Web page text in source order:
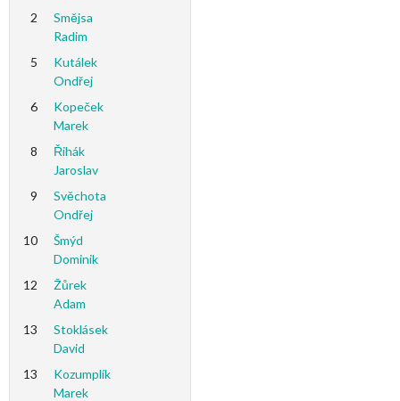
2
Smějsa
Radim
5
Kutálek
Ondřej
6
Kopeček
Marek
8
Řihák
Jaroslav
9
Svěchota
Ondřej
10
Šmýd
Dominik
12
Žůrek
Adam
13
Stoklásek
David
13
Kozumplík
Marek